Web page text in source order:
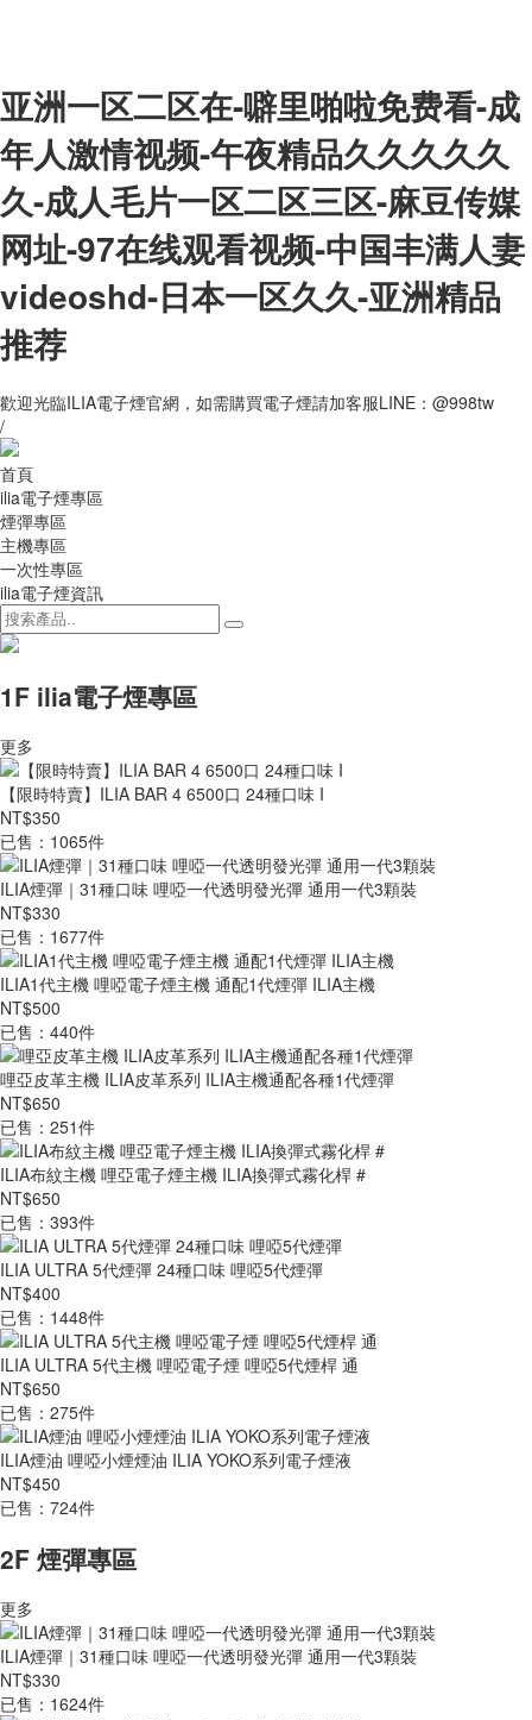
亚洲一区二区在-噼里啪啦免费看-成
年人激情视频-午夜精品久久久久久
久-成人毛片一区二区三区-麻豆传媒
网址-97在线观看视频-中国丰满人妻
videoshd-日本一区久久-亚洲精品
推荐
歡迎光臨ILIA電子煙官網，如需購買電子煙請加客服LINE：@998tw
/
首頁
ilia電子煙專區
煙彈專區
主機專區
一次性專區
ilia電子煙資訊
1F ilia電子煙專區
更多
【限時特賣】ILIA BAR 4 6500口 24種口味 I
NT$350
已售：1065件
ILIA煙彈｜31種口味 哩啞一代透明發光彈 通用一代3顆裝
NT$330
已售：1677件
ILIA1代主機 哩啞電子煙主機 通配1代煙彈 ILIA主機
NT$500
已售：440件
哩亞皮革主機 ILIA皮革系列 ILIA主機通配各種1代煙彈
NT$650
已售：251件
ILIA布紋主機 哩亞電子煙主機 ILIA換彈式霧化桿 #
NT$650
已售：393件
ILIA ULTRA 5代煙彈 24種口味 哩啞5代煙彈
NT$400
已售：1448件
ILIA ULTRA 5代主機 哩啞電子煙 哩啞5代煙桿 通
NT$650
已售：275件
ILIA煙油 哩啞小煙煙油 ILIA YOKO系列電子煙液
NT$450
已售：724件
2F 煙彈專區
更多
ILIA煙彈｜31種口味 哩啞一代透明發光彈 通用一代3顆裝
NT$330
已售：1624件